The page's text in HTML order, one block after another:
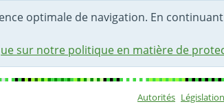
optimale de navigation. En
sur notre politique en matière de
Autorités Législation